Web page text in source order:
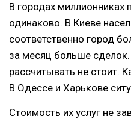
В городах миллионниках
одинаково. В Киеве
соответственно город
за месяц больше
рассчитывать не стоит.
В Одессе и Харькове
Стоимость их услуг не